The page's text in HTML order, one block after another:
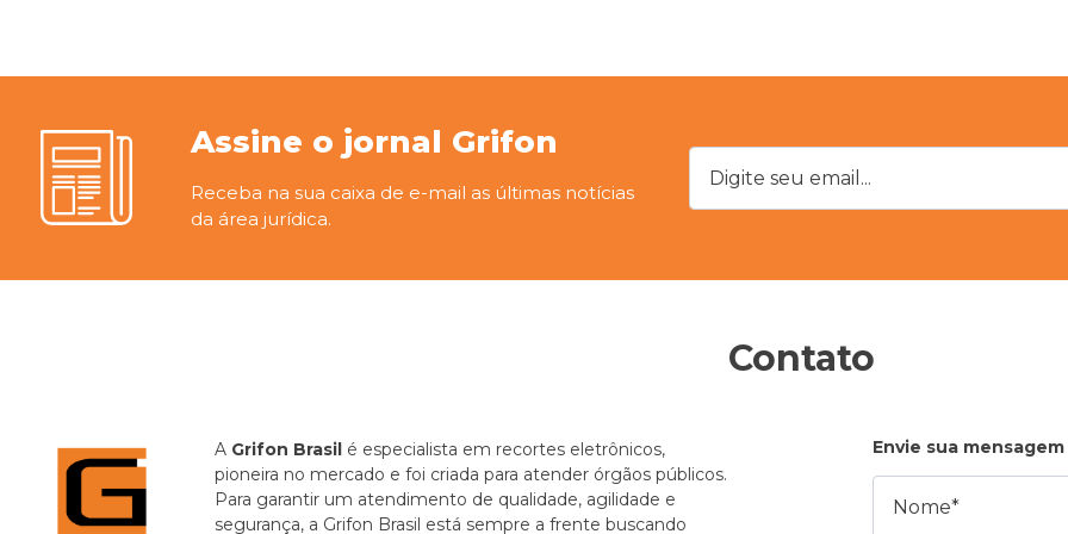
Assine o jornal Grifon
Receba na sua caixa de e-mail as últimas notícias
da área jurídica.
Digite seu email...
Contato
A Grifon Brasil é especialista em recortes eletrônicos,
pioneira no mercado e foi criada para atender órgãos públicos.
Para garantir um atendimento de qualidade, agilidade e
segurança, a Grifon Brasil está sempre a frente buscando
Envie sua mensagem